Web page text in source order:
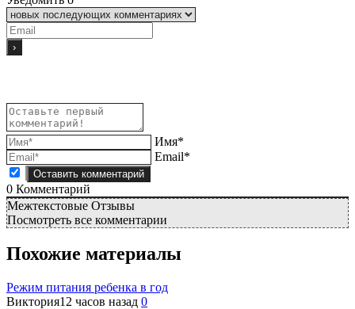
Имя*
Email*
0 Комментарий
Межтекстовые Отзывы
Посмотреть все комментарии
Похожие материалы
Режим питания ребенка в год
Виктория12 часов назад 0